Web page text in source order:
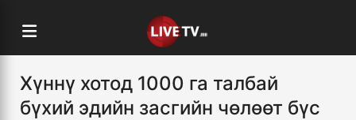
Хүннү хотод 1000 га талбай
бүхий эдийн засгийн чөлөөт бүс